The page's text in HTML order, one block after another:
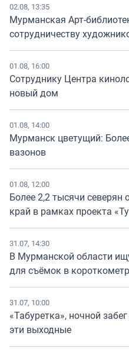
02.08, 13:35
Мурманская Арт-
сотрудничеству
01.08, 16:00
Сотруднику Центра
новый дом
01.08, 14:00
Мурманск цветущий:
вазонов
01.08, 12:00
Более 2,2 тысячи северян
край в рамках проекта
31.07, 14:30
В Мурманской области
для съёмок в
31.07, 10:00
«Табуретка», ночной
эти выходные